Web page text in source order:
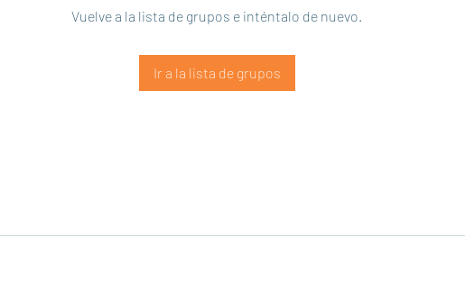
Vuelve a la lista de grupos e inténtalo de nuevo.
Ir a la lista de grupos